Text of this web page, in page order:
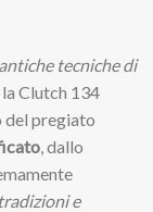
antiche tecniche di
la Clutch 134
del pregiato
, dallo
e